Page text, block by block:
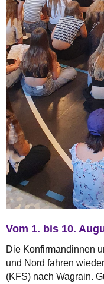
Vom 1. bis 10.
Die Konfirmandinnen
und Nord fahren
(KFS) nach Wagrain.